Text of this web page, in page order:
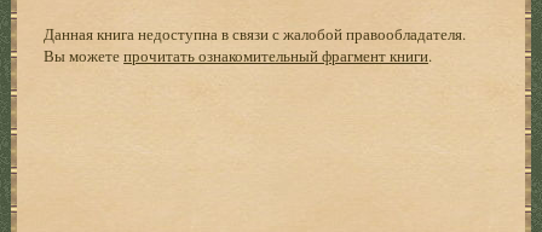
Данная книга недоступна в связи с жалобой правообладателя.
Вы можетепрочитать ознакомительный фрагмент книги.